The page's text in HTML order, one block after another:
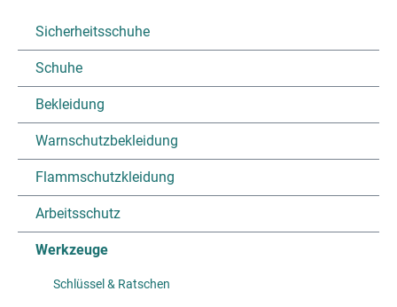
Sicherheitsschuhe
Schuhe
Bekleidung
Warnschutzbekleidung
Flammschutzkleidung
Arbeitsschutz
Werkzeuge
Schlüssel & Ratschen